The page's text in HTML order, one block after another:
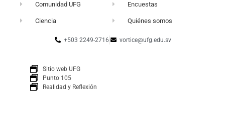
Comunidad UFG
Ciencia
Encuestas
Quiénes somos
+503 2249-2716 vortice@ufg.edu.sv
Sitio web UFG
Punto 105
Realidad y Reflexión